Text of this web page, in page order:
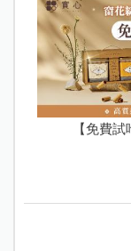
【免費